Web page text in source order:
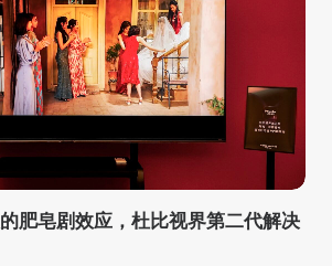
肥皂剧效应，杜比视界第二代解决